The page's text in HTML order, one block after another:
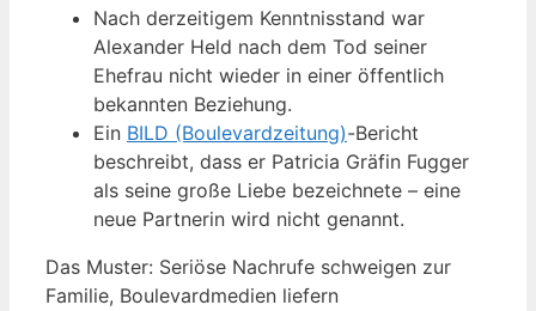
Nach derzeitigem Kenntnisstand war
Alexander Held nach dem Tod seiner
Ehefrau nicht wieder in einer öffentlich
bekannten Beziehung.
Ein BILD (Boulevardzeitung)-Bericht
beschreibt, dass er Patricia Gräfin Fugger
als seine große Liebe bezeichnete – eine
neue Partnerin wird nicht genannt.
Das Muster: Seriöse Nachrufe schweigen zur
Familie, Boulevardmedien liefern